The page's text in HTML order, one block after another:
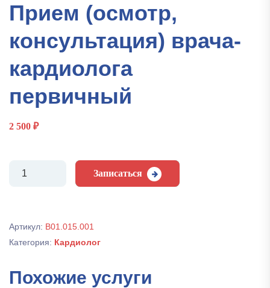
Прием (осмотр,
консультация) врача-
кардиолога
первичный
2 500 ₽
Прием
кардиолога
первичный
Записаться
Артикул: B01.015.001
Категория: Кардиолог
Похожие услуги